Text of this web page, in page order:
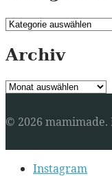
Kategorien
Archiv
Archiv
© 2026 mamimade.
SecondaryInstagram